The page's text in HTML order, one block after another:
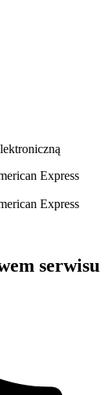
serwisu